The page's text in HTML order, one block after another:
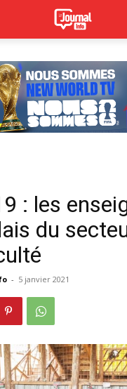
: les
du
- 5 janvier 2021